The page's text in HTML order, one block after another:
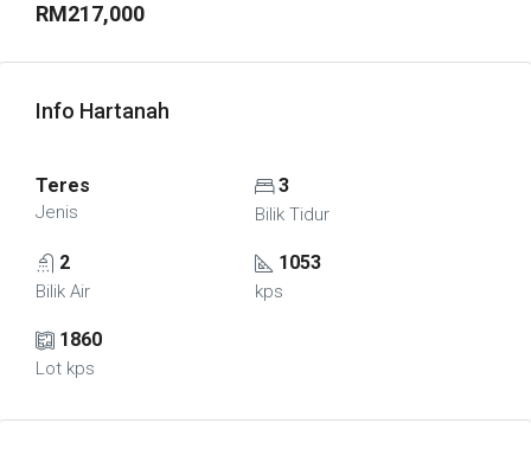
RM217,000
Info Hartanah
Teres
Jenis
3
Bilik Tidur
2
Bilik Air
1053
kps
1860
Lot kps